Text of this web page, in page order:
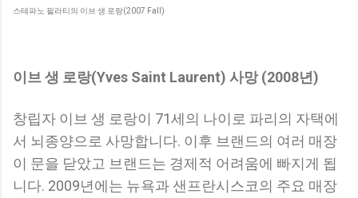
스테파노 필라티의 이브 생 로랑(2007 Fall)
이브 생 로랑(Yves Saint Laurent) 사망 (2008년)
창립자 이브 생 로랑이 71세의 나이로 파리의 자택에
서 뇌종양으로 사망합니다. 이후 브랜드의 여러 매장
이 문을 닫았고 브랜드는 경제적 어려움에 빠지게 됩
니다. 2009년에는 뉴욕과 샌프란시스코의 주요 매장